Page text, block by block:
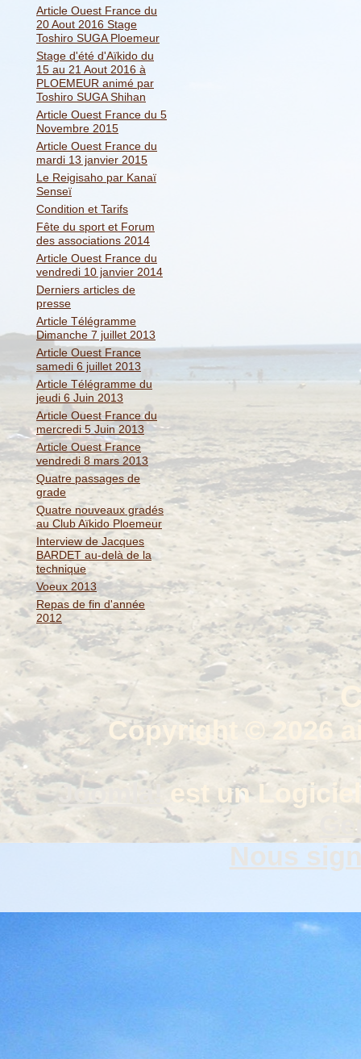
Article Ouest France du
20 Aout 2016 Stage
Toshiro SUGA Ploemeur
Stage d'été d'Aïkido du
15 au 21 Aout 2016 à
PLOEMEUR animé par
Toshiro SUGA Shihan
Article Ouest France du 5
Novembre 2015
Article Ouest France du
mardi 13 janvier 2015
Le Reigisaho par Kanaï
Senseï
Condition et Tarifs
Fête du sport et Forum
des associations 2014
Article Ouest France du
vendredi 10 janvier 2014
Derniers articles de
presse
Article Télégramme
Dimanche 7 juillet 2013
Article Ouest France
samedi 6 juillet 2013
Article Télégramme du
jeudi 6 Juin 2013
Article Ouest France du
mercredi 5 Juin 2013
Article Ouest France
vendredi 8 mars 2013
Quatre passages de
grade
Quatre nouveaux gradés
au Club Aïkido Ploemeur
Interview de Jacques
BARDET au-delà de la
technique
Voeux 2013
Repas de fin d'année
2012
Copyright © 2026
Joomla! est un
Nous